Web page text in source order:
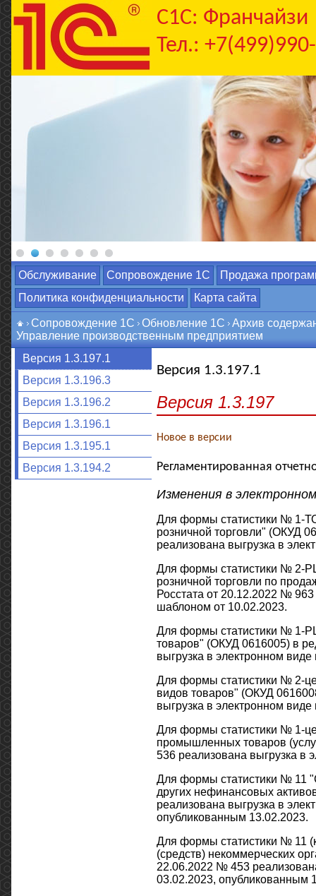
C1С: Франчайзи
Тел.:
Обслуживание Сопровождение 1С
Продажа
Политика конфиденциальности
Карта сайта
Сопровождение 1С Обновление 1С
Архив
Управление производственным предприятием
Версия 1.3.197.1
Версия 1.3.196.3
Версия 1.3.196.2
Версия 1.3.196.1
Версия 1.3.195.1
Версия 1.3.194.2
Версия 1.3.197.1
Версия 1.3.197
Новое в версии
Регламентированная
Изменения в
Для формы статистики № 1-
розничной торговли" (ОКУД
реализована выгрузка в
Для формы статистики № 2-
розничной торговли по
Росстата от 20.12.2022 № 963
шаблоном от 10.02.2023.
Для формы статистики № 1-
товаров" (ОКУД 0616005) в
выгрузка в электронном
Для формы статистики № 2-
видов товаров" (ОКУД
выгрузка в электронном
Для формы статистики № 1-
промышленных товаров
536 реализована выгрузка в
Для формы статистики № 11
других нефинансовых
реализована выгрузка в
опубликованным 13.02.2023.
Для формы статистики № 11
(средств) некоммерческих
22.06.2022 № 453
03.02.2023, опубликованным